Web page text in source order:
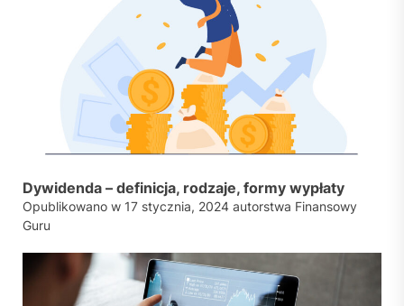
Dywidenda – definicja, rodzaje, formy wypłaty
Opublikowano w 17 stycznia, 2024 autorstwa Finansowy
Guru